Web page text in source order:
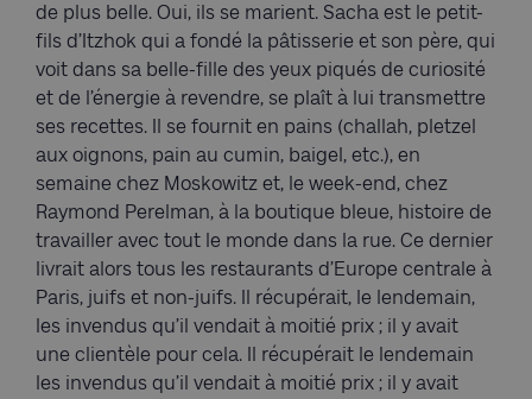
de plus belle. Oui, ils se marient. Sacha est le petit-
fils d’Itzhok qui a fondé la pâtisserie et son père, qui
voit dans sa belle-fille des yeux piqués de curiosité
et de l’énergie à revendre, se plaît à lui transmettre
ses recettes. Il se fournit en pains (challah, pletzel
aux oignons, pain au cumin, baigel, etc.), en
semaine chez Moskowitz et, le week-end, chez
Raymond Perelman, à la boutique bleue, histoire de
travailler avec tout le monde dans la rue. Ce dernier
livrait alors tous les restaurants d’Europe centrale à
Paris, juifs et non-juifs. Il récupérait, le lendemain,
les invendus qu’il vendait à moitié prix ; il y avait
une clientèle pour cela. Il récupérait le lendemain
les invendus qu’il vendait à moitié prix ; il y avait